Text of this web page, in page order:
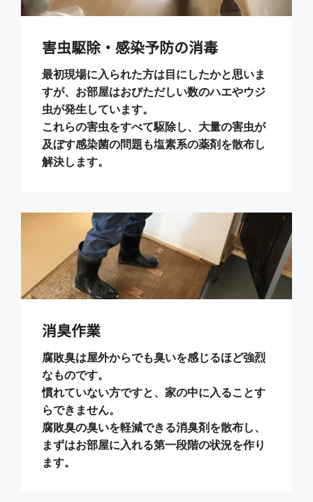
害虫駆除・感染予防の消毒
最初現場に入られた方は目にしたかと思いま
すが、お部屋はおびただしい数のハエやウジ
虫が発生しています。
これらの害虫をすべて駆除し、大量の害虫が
及ぼす感染菌の問題も塩素系の薬剤を散布し
解決します。
消臭作業
腐敗臭は屋外からでも臭いを感じるほど強烈
なものです。
慣れていない方ですと、家の中に入ることす
らできません。
腐敗臭の臭いを軽減できる消臭剤を散布し、
まずはお部屋に入れる第一段階の状況を作り
ます。